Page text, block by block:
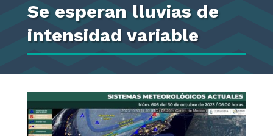
Se esperan lluvias de
intensidad variable